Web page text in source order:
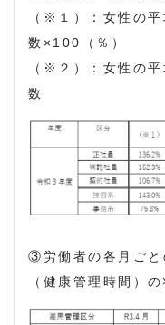
（※１）：女性の
数×100（％）
（※２）：女性の
数
③労働者の各月ごと
（健康管理時間）の